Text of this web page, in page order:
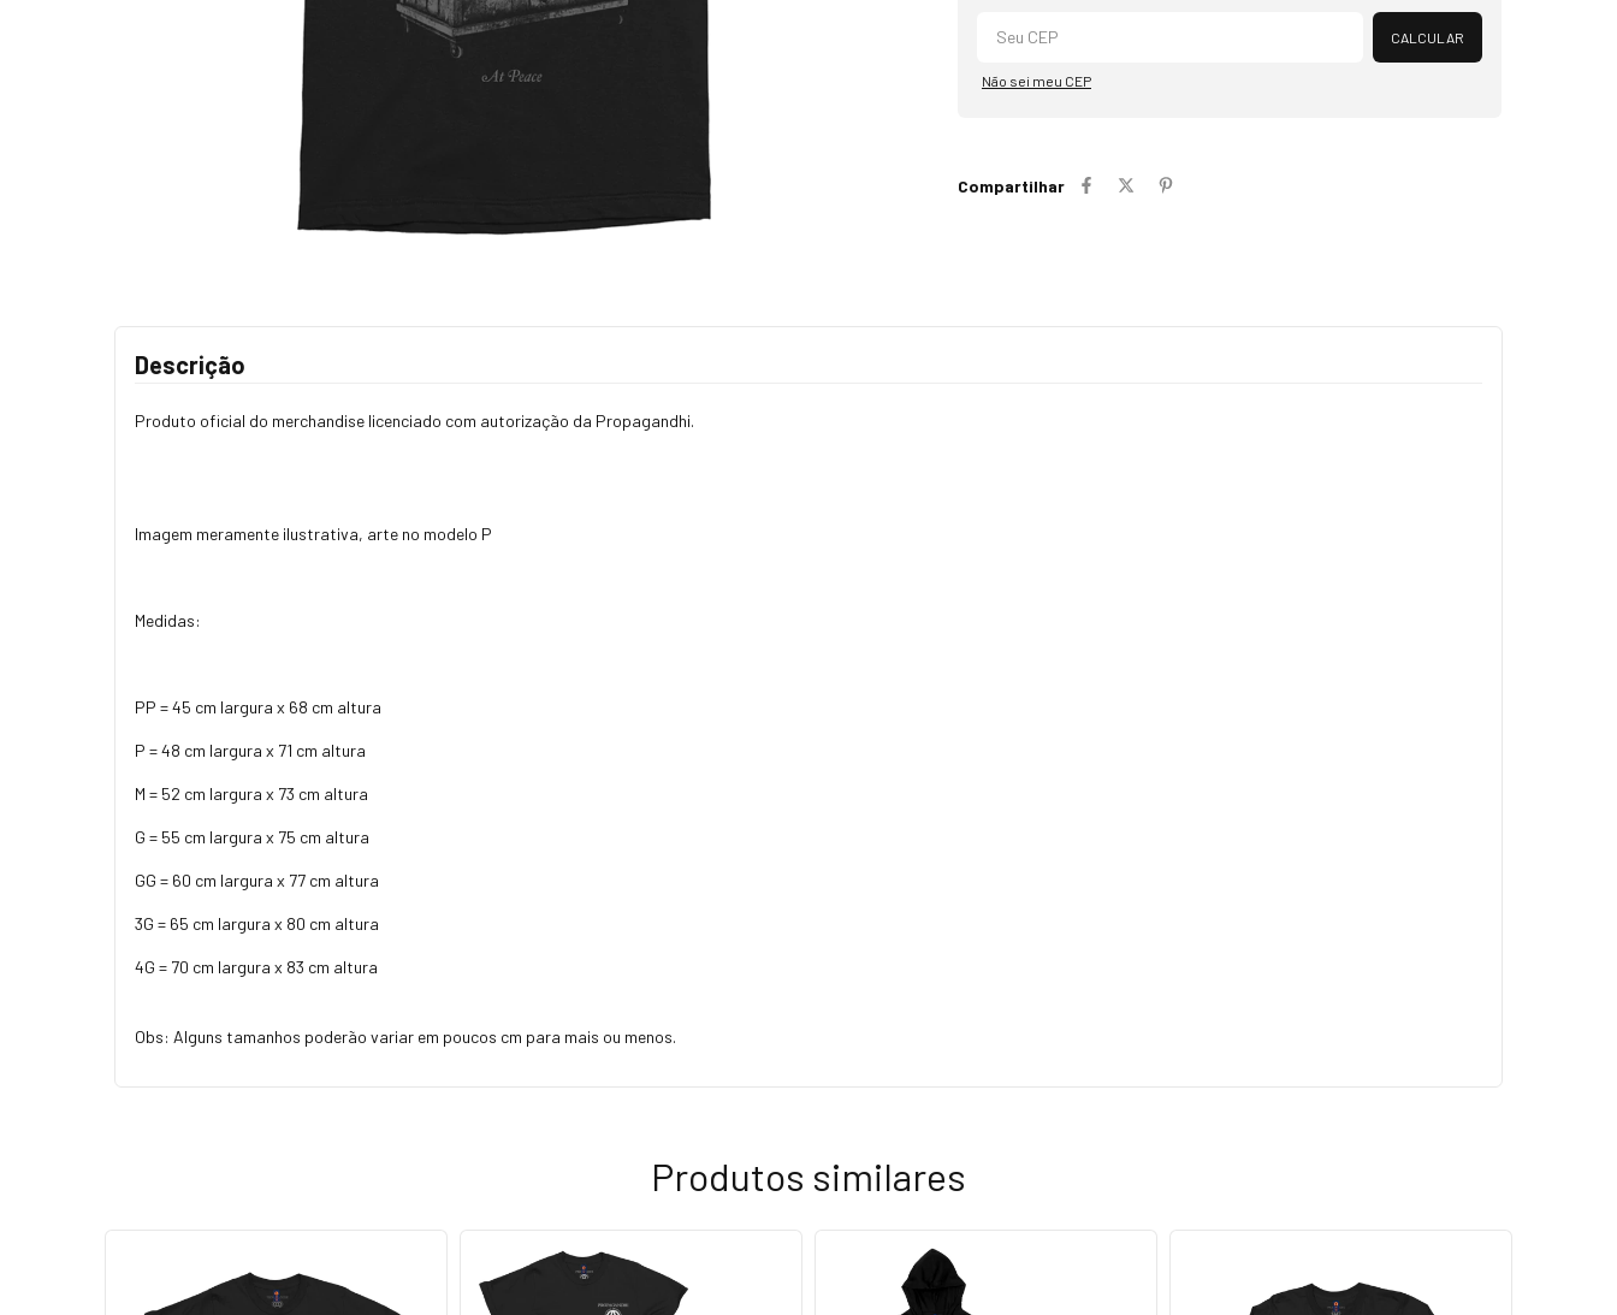
Alterar CEP
CALCULAR
Não sei meu CEP
Compartilhar
Descrição
Produto oficial do merchandise licenciado com autorização da Propagandhi.
Imagem meramente ilustrativa, arte no modelo P
Medidas:
PP = 45 cm largura x 68 cm altura
P = 48 cm largura x 71 cm altura
M = 52 cm largura x 73 cm altura
G = 55 cm largura x 75 cm altura
GG = 60 cm largura x 77 cm altura
3G = 65 cm largura x 80 cm altura
4G = 70 cm largura x 83 cm altura
Obs: Alguns tamanhos poderão variar em poucos cm para mais ou menos.
Produtos similares